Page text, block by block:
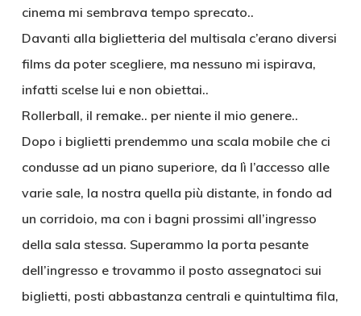
cinema mi sembrava tempo sprecato..
Davanti alla biglietteria del multisala c’erano diversi
films da poter scegliere, ma nessuno mi ispirava,
infatti scelse lui e non obiettai..
Rollerball, il remake.. per niente il mio genere..
Dopo i biglietti prendemmo una scala mobile che ci
condusse ad un piano superiore, da lì l’accesso alle
varie sale, la nostra quella più distante, in fondo ad
un corridoio, ma con i bagni prossimi all’ingresso
della sala stessa. Superammo la porta pesante
dell’ingresso e trovammo il posto assegnatoci sui
biglietti, posti abbastanza centrali e quintultima fila,